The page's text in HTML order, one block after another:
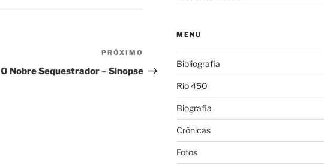
Próximo
post
PRÓXIMO
O Nobre Sequestrador – Sinopse
MENU
Bibliografia
Rio 450
Biografia
Crônicas
Fotos